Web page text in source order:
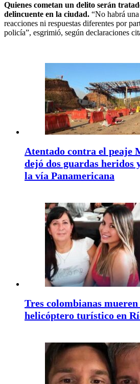
Quienes cometan un delito serán
delincuente en la ciudad. “No habrá
reacciones ni respuestas diferentes por
policía”, esgrimió, según declaraciones
Atentado contra el peaje
dejó dos guardas heridos
la vía Panamericana
Tres colombianas mueren
helicóptero turístico en